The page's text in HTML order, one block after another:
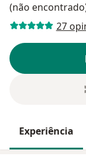
(não
27
Experiência